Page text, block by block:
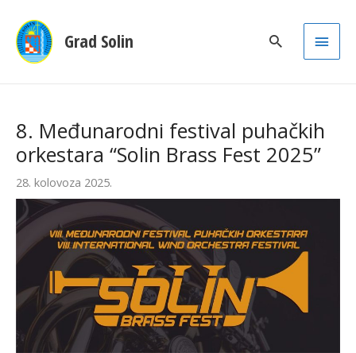
Grad Solin
Main
8. Međunarodni festival puhačkih
orkestara “Solin Brass Fest 2025”
28. kolovoza 2025.